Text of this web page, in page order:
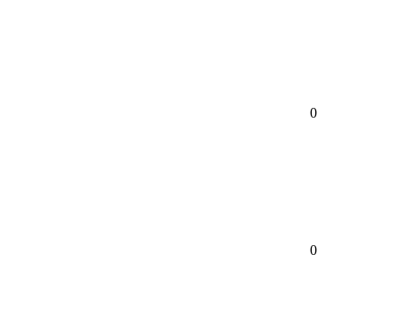
0
0